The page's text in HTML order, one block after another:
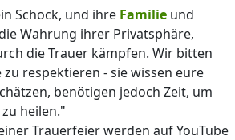
Schock, und ihre Familie und
Wahrung ihrer Privatsphäre,
die Trauer kämpfen. Wir bitten
zu respektieren - sie wissen eure
benötigen jedoch Zeit, um
heilen."
Trauerfeier werden auf YouTube